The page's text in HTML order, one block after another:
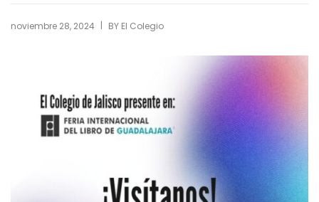
noviembre 28, 2024 BY El Colegio